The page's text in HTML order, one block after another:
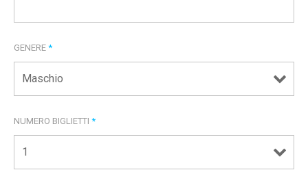
GENERE *
NUMERO BIGLIETTI *